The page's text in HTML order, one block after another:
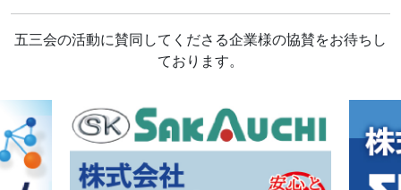
五三会の活動に賛同してくださる企業様の協賛をお待ちし
ております。